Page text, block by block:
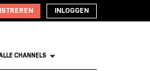
INLOGGEN
CHANNELS